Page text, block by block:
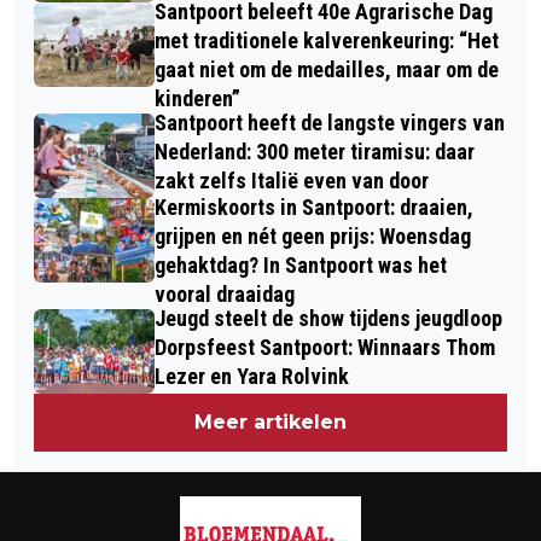
LINTJESREGENSantpoort beleeft 40e Agrarische Dag
met traditionele kalverenkeuring: “Het
gaat niet om de medailles, maar om de
kinderen”
Santpoort heeft de langste vingers van
Nederland: 300 meter tiramisu: daar
zakt zelfs Italië even van door
Kermiskoorts in Santpoort: draaien,
grijpen en nét geen prijs: Woensdag
gehaktdag? In Santpoort was het
vooral draaidag
Jeugd steelt de show tijdens jeugdloop
Dorpsfeest Santpoort: Winnaars Thom
Lezer en Yara Rolvink
Meer artikelen